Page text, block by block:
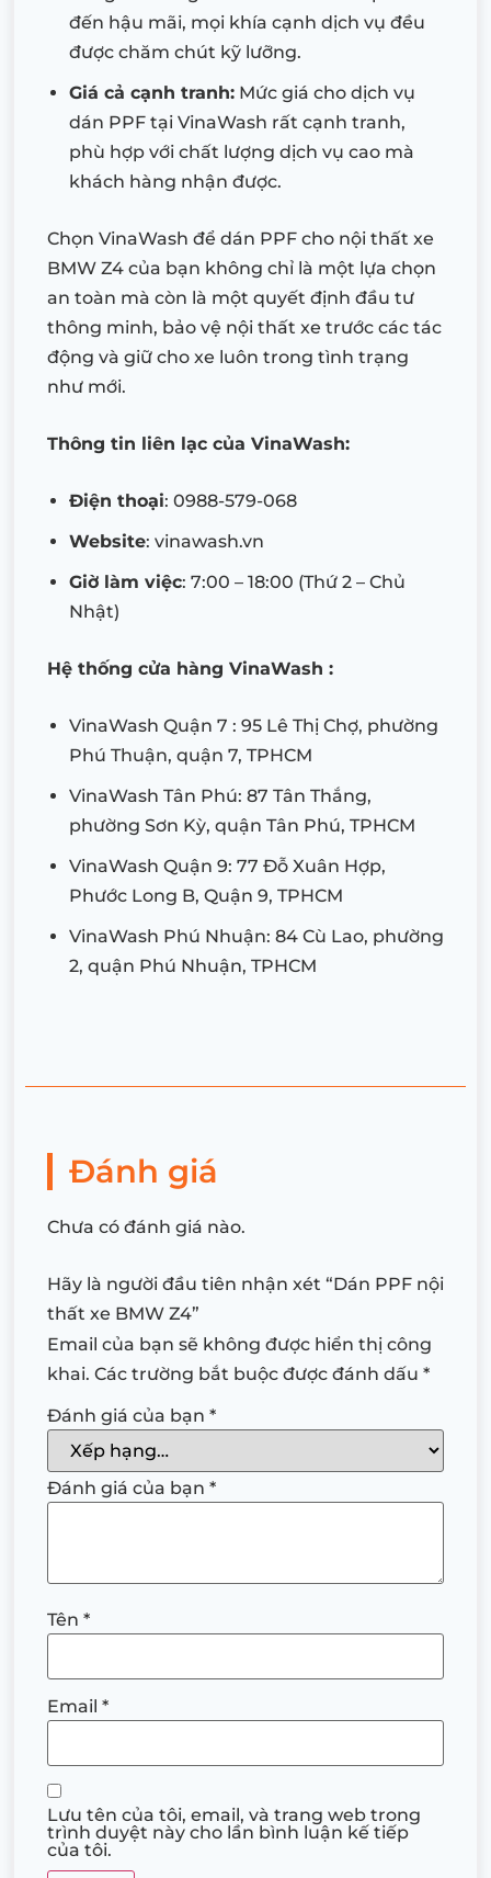
đến hậu mãi, mọi khía cạnh dịch vụ đều
được chăm chút kỹ lưỡng.
Giá cả cạnh tranh: Mức giá cho dịch vụ
dán PPF tại VinaWash rất cạnh tranh,
phù hợp với chất lượng dịch vụ cao mà
khách hàng nhận được.
Chọn VinaWash để dán PPF cho nội thất xe
BMW Z4 của bạn không chỉ là một lựa chọn
an toàn mà còn là một quyết định đầu tư
thông minh, bảo vệ nội thất xe trước các tác
động và giữ cho xe luôn trong tình trạng
như mới.
Thông tin liên lạc của VinaWash:
Điện thoại: 0988-579-068
Website: vinawash.vn
Giờ làm việc: 7:00 – 18:00 (Thứ 2 – Chủ
Nhật)
Hệ thống cửa hàng VinaWash :
VinaWash Quận 7 : 95 Lê Thị Chợ, phường
Phú Thuận, quận 7, TPHCM
VinaWash Tân Phú: 87 Tân Thắng,
phường Sơn Kỳ, quận Tân Phú, TPHCM
VinaWash Quận 9: 77 Đỗ Xuân Hợp,
Phước Long B, Quận 9, TPHCM
VinaWash Phú Nhuận: 84 Cù Lao, phường
2, quận Phú Nhuận, TPHCM
Đánh giá
Chưa có đánh giá nào.
Hãy là người đầu tiên nhận xét “Dán PPF nội
thất xe BMW Z4”
Email của bạn sẽ không được hiển thị công
khai. Các trường bắt buộc được đánh dấu *
Đánh giá của bạn *
Đánh giá của bạn *
Tên *
Email *
Lưu tên của tôi, email, và trang web trong
trình duyệt này cho lần bình luận kế tiếp
của tôi.